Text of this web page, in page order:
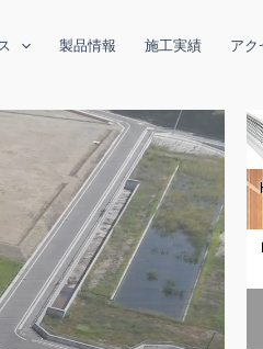
製品情報 施工実績 アク